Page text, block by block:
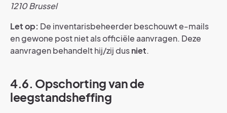
1210 Brussel
Let op: De inventarisbeheerder beschouwt e-mails
en gewone post niet als officiële aanvragen. Deze
aanvragen behandelt hij/zij dusniet.
4.6. Opschorting van de
leegstandsheffing